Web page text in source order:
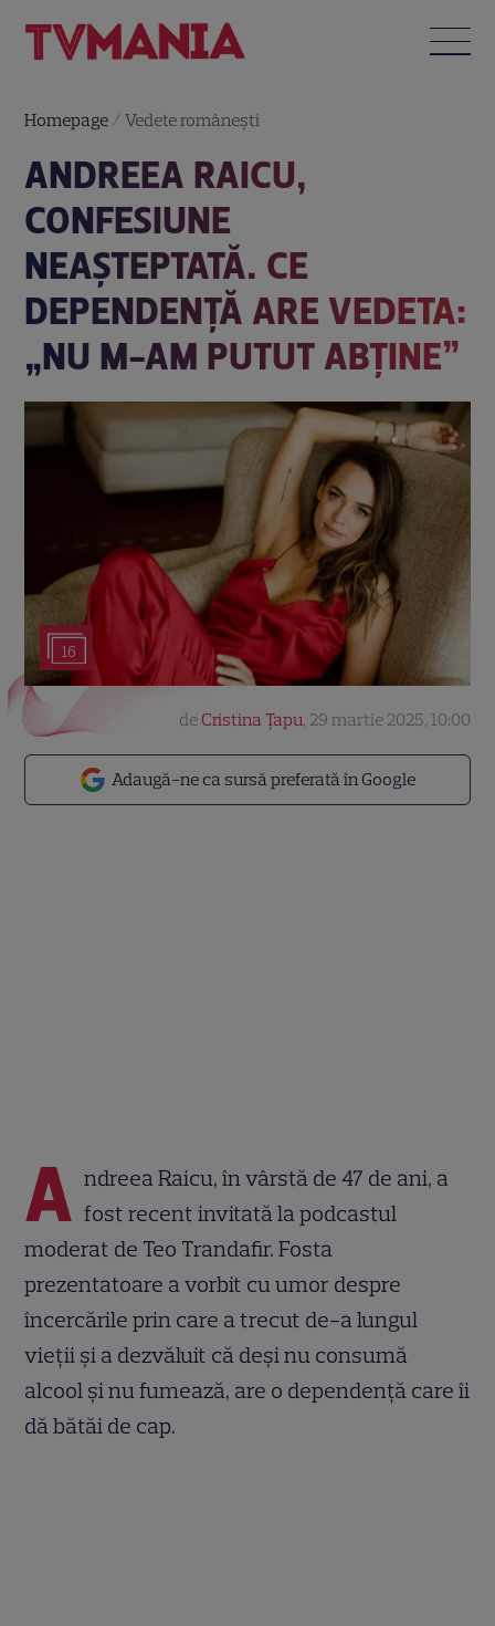
Homepage /Vedete româneşti
ANDREEA RAICU,
CONFESIUNE
NEAȘTEPTATĂ. CE
DEPENDENȚĂ ARE VEDETA:
„NU M-AM PUTUT ABȚINE”
16
Adaugă-ne ca sursă preferată în Google
de Cristina Țapu, 29 martie 2025, 10:00
A ndreea Raicu, în vârstă de 47 de ani, a
fost recent invitată la podcastul
moderat de Teo Trandafir. Fosta
prezentatoare a vorbit cu umor despre
încercările prin care a trecut de-a lungul
vieții și a dezvăluit că deși nu consumă
alcool și nu fumează, are o dependență care îi
dă bătăi de cap.